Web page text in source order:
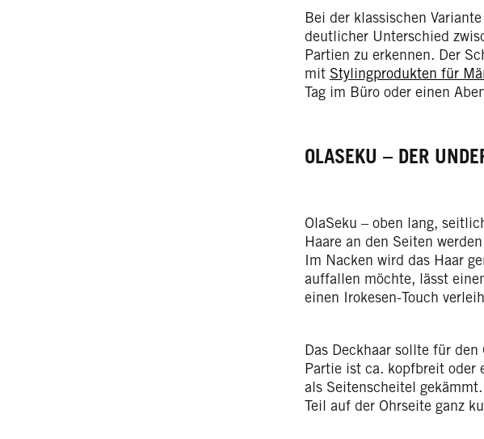
Bei der klassischen
deutlicher Unterschied
Partien zu erkennen. Der
mit Stylingprodukten für
Tag im Büro oder einen
OLASEKU – DER
OlaSeku – oben lang,
Haare an den Seiten
Im Nacken wird das Haar
auffallen möchte, lässt
einen Irokesen-Touch
Das Deckhaar sollte für den
Partie ist ca. kopfbreit oder
als Seitenscheitel
Teil auf der Ohrseite ganz